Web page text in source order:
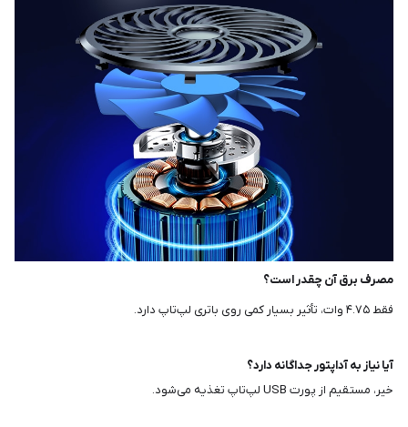
مصرف برق آن چقدر است؟
فقط ۴.۷۵ وات، تأثیر بسیار کمی روی باتری لپ‌تاپ دارد.
آیا نیاز به آداپتور جداگانه دارد؟
خیر، مستقیم از پورت USB لپ‌تاپ تغذیه می‌شود.